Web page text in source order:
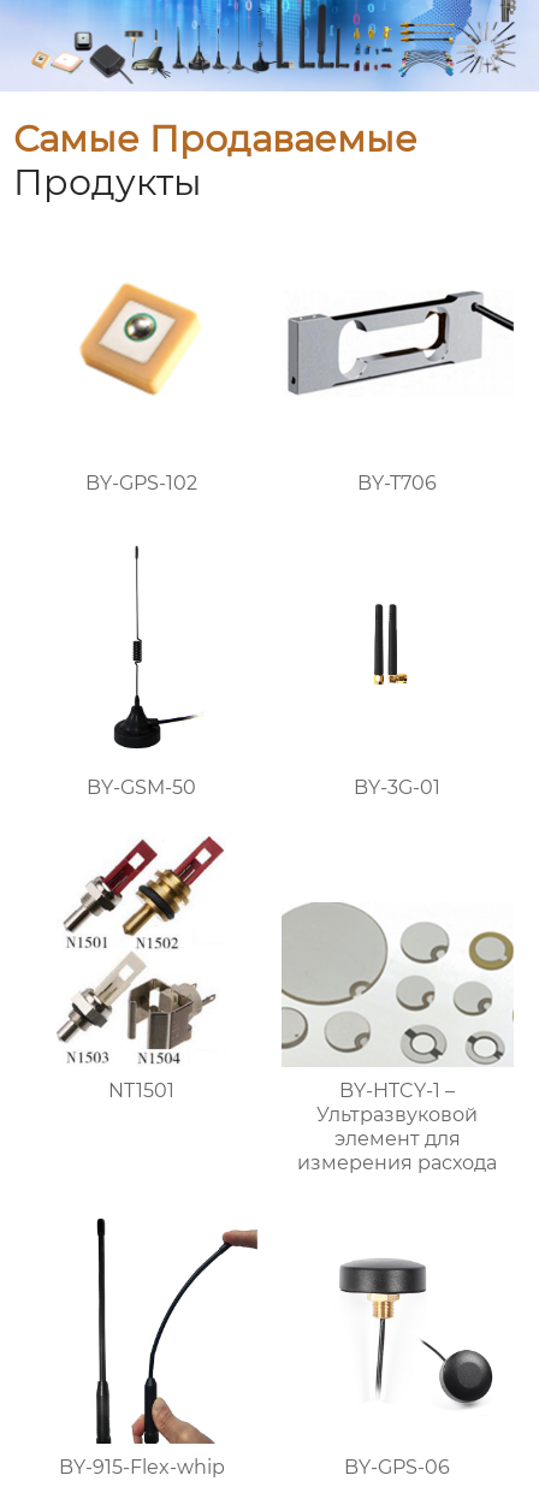
Самые Продаваемые
Продукты
BY-GPS-102 BY-T706
BY-GSM-50 BY-3G-01
NT1501
BY-HTCY-1 –
Ультразвуковой
элемент для
измерения расхода
BY-915-Flex-whip BY-GPS-06